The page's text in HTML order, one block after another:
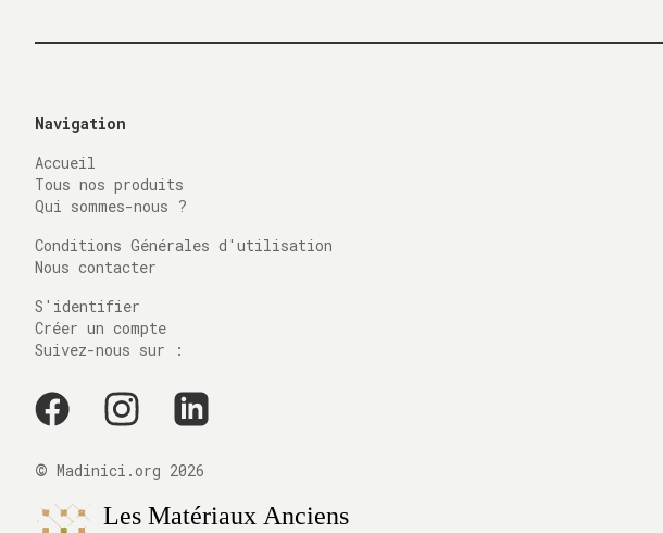
Navigation
Accueil
Tous nos produits
Qui sommes-nous ?
Conditions Générales d'utilisation
Nous contacter
S'identifier
Créer un compte
Suivez-nous sur :
© Madinici.org 2026